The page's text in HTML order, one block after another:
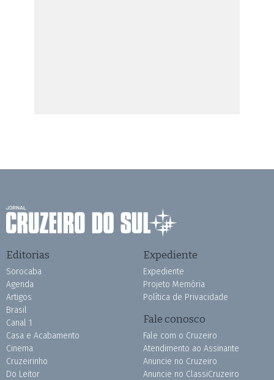
Editorias
Sorocaba
Agenda
Artigos
Brasil
Canal 1
Casa e Acabamento
Cinema
Cruzeirinho
Do Leitor
Expediente
Expediente
Projeto Memória
Política de Privacidade
Fale conosco
Fale com o Cruzeiro
Atendimento ao Assinante
Anuncie no Cruzeiro
Anuncie no ClassiCruzeiro